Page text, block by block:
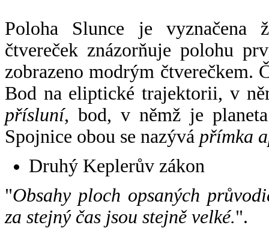
Poloha Slunce je vyznačena
čtvereček znázorňuje polohu
zobrazeno modrým čtverečkem.
Bod na eliptické trajektorii, v
přísluní, bod, v němž je
Spojnice obou se nazývá přímka
Druhý Keplerův zákon
"Obsahy ploch opsaných
za stejný čas jsou stejně velké.".